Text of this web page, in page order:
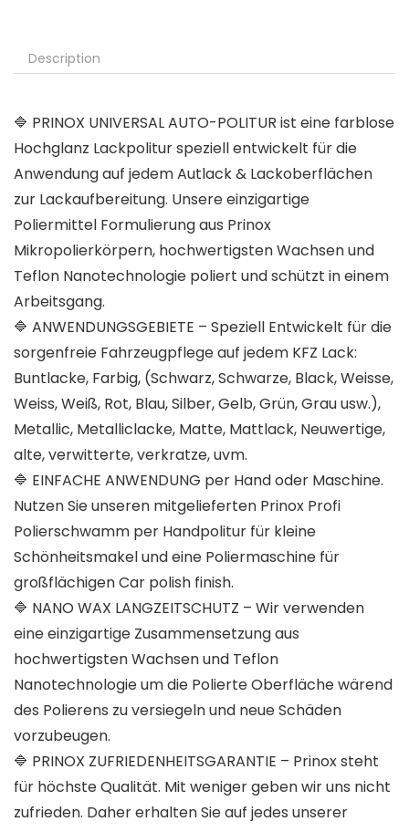
Description
🔷 PRINOX UNIVERSAL AUTO-POLITUR ist eine farblose
Hochglanz Lackpolitur speziell entwickelt für die
Anwendung auf jedem Autlack & Lackoberflächen
zur Lackaufbereitung. Unsere einzigartige
Poliermittel Formulierung aus Prinox
Mikropolierkörpern, hochwertigsten Wachsen und
Teflon Nanotechnologie poliert und schützt in einem
Arbeitsgang.
🔷 ANWENDUNGSGEBIETE – Speziell Entwickelt für die
sorgenfreie Fahrzeugpflege auf jedem KFZ Lack:
Buntlacke, Farbig, (Schwarz, Schwarze, Black, Weisse,
Weiss, Weiß, Rot, Blau, Silber, Gelb, Grün, Grau usw.),
Metallic, Metalliclacke, Matte, Mattlack, Neuwertige,
alte, verwitterte, verkratze, uvm.
🔷 EINFACHE ANWENDUNG per Hand oder Maschine.
Nutzen Sie unseren mitgelieferten Prinox Profi
Polierschwamm per Handpolitur für kleine
Schönheitsmakel und eine Poliermaschine für
großflächigen Car polish finish.
🔷 NANO WAX LANGZEITSCHUTZ – Wir verwenden
eine einzigartige Zusammensetzung aus
hochwertigsten Wachsen und Teflon
Nanotechnologie um die Polierte Oberfläche wärend
des Polierens zu versiegeln und neue Schäden
vorzubeugen.
🔷 PRINOX ZUFRIEDENHEITSGARANTIE – Prinox steht
für höchste Qualität. Mit weniger geben wir uns nicht
zufrieden. Daher erhalten Sie auf jedes unserer